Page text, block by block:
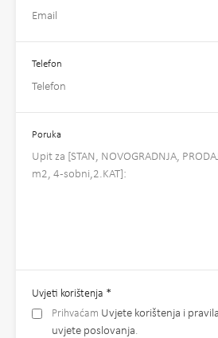
Telefon
Poruka
Uvjeti korištenja *
Prihvaćam Uvjete korištenja i
uvjete poslovanja.